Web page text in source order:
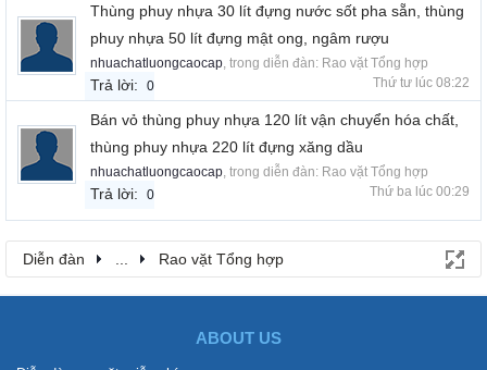
Thùng phuy nhựa 30 lít đựng nước sốt pha sẵn, thùng
phuy nhựa 50 lít đựng mật ong, ngâm rượu
nhuachatluongcaocap , trong diễn đàn: Rao vặt Tổng hợp
Trả lời: 0 Thứ tư lúc 08:22
Bán vỏ thùng phuy nhựa 120 lít vận chuyển hóa chất,
thùng phuy nhựa 220 lít đựng xăng dầu
nhuachatluongcaocap , trong diễn đàn: Rao vặt Tổng hợp
Trả lời: 0 Thứ ba lúc 00:29
Diễn đàn Rao vặt Tổng hợp
ABOUT US